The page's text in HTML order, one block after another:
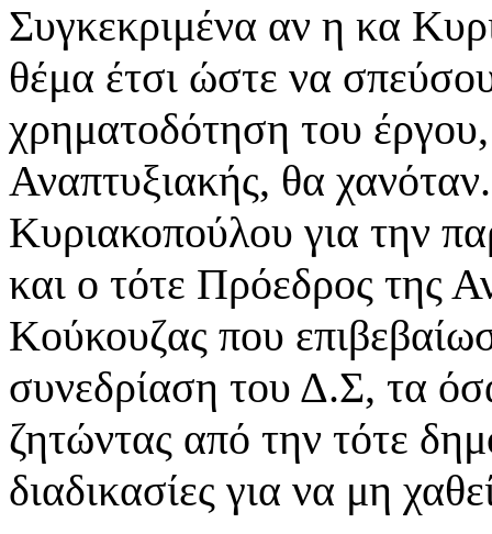
Συγκεκριμένα αν η κα
θέμα έτσι ώστε να
χρηματοδότηση του
Αναπτυξιακής, θα
Κυριακοπούλου για την
και ο τότε Πρόεδρος της
Κούκουζας που
συνεδρίαση του Δ.Σ, τα
ζητώντας από την τότε
διαδικασίες για να μη